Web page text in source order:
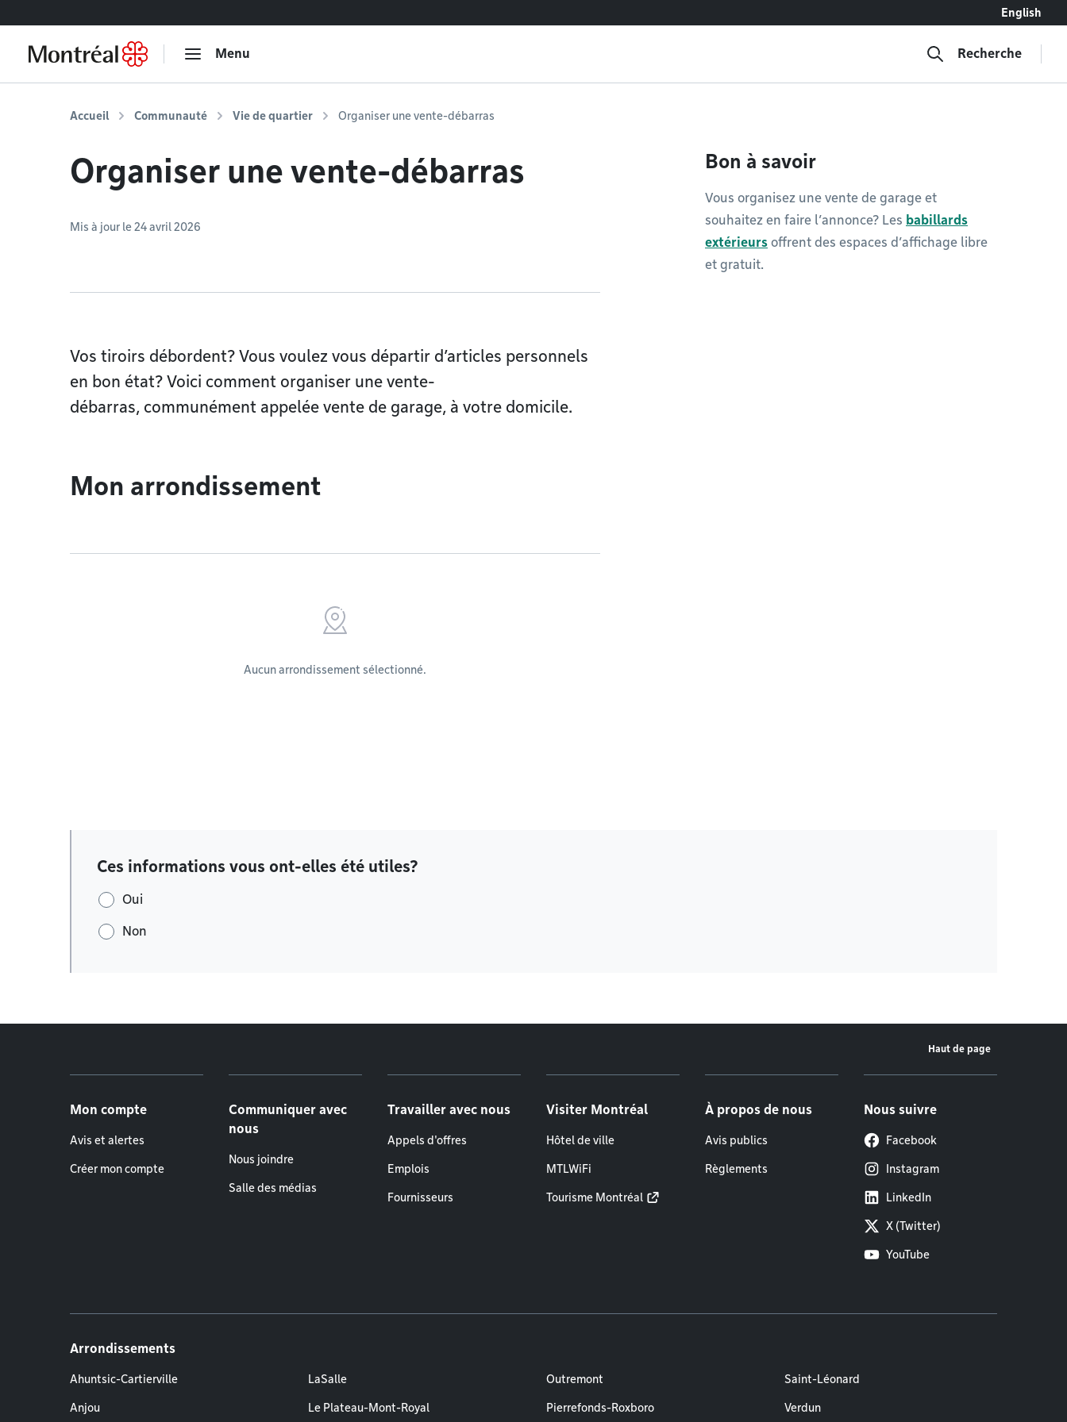
English
Menu Recherche
Accueil Communauté Vie de quartier Organiser une vente-débarras
Organiser une vente-débarras
Mis à jour le 24 avril 2026
Vos tiroirs débordent? Vous voulez vous départir d’articles personnels
en bon état? Voici comment organiser une vente-
débarras, communément appelée vente de garage, à votre domicile.
Mon arrondissement
Aucun arrondissement sélectionné.
Bon à savoir
Vous organisez une vente de garage et
souhaitez en faire l’annonce? Les babillards
extérieurs offrent des espaces d’affichage libre
et gratuit.
Ces informations vous ont-elles été utiles?
Oui
Non
Haut de page
Mon compte
Avis et alertes
Créer mon compte
Communiquer avec
nous
Nous joindre
Salle des médias
Travailler avec nous
Appels d'offres
Emplois
Fournisseurs
Visiter Montréal
Hôtel de ville
MTLWiFi
Tourisme Montréal
À propos de nous
Avis publics
Règlements
Nous suivre
Facebook
Instagram
LinkedIn
X (Twitter)
YouTube
Arrondissements
Ahuntsic-Cartierville
Anjou
LaSalle
Le Plateau-Mont-Royal
Outremont
Pierrefonds-Roxboro
Saint-Léonard
Verdun